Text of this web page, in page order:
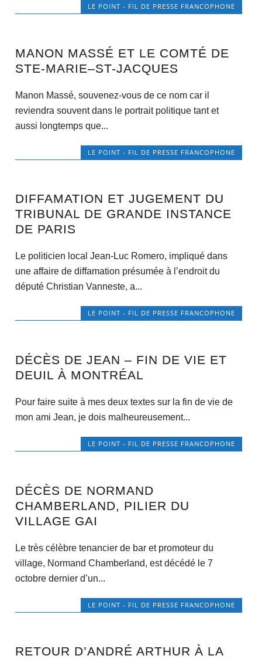
LE POINT - FIL DE PRESSE FRANCOPHONE
MANON MASSÉ ET LE COMTÉ DE
STE-MARIE–ST-JACQUES
Manon Massé, souvenez-vous de ce nom car il
reviendra souvent dans le portrait politique tant et
aussi longtemps que...
LE POINT - FIL DE PRESSE FRANCOPHONE
DIFFAMATION ET JUGEMENT DU
TRIBUNAL DE GRANDE INSTANCE
DE PARIS
Le politicien local Jean-Luc Romero, impliqué dans
une affaire de diffamation présumée à l’endroit du
député Christian Vanneste, a...
LE POINT - FIL DE PRESSE FRANCOPHONE
DÉCÈS DE JEAN – FIN DE VIE ET
DEUIL À MONTRÉAL
Pour faire suite à mes deux textes sur la fin de vie de
mon ami Jean, je dois malheureusement...
LE POINT - FIL DE PRESSE FRANCOPHONE
DÉCÈS DE NORMAND
CHAMBERLAND, PILIER DU
VILLAGE GAI
Le très célèbre tenancier de bar et promoteur du
village, Normand Chamberland, est décédé le 7
octobre dernier d’un...
LE POINT - FIL DE PRESSE FRANCOPHONE
RETOUR D’ANDRÉ ARTHUR À LA